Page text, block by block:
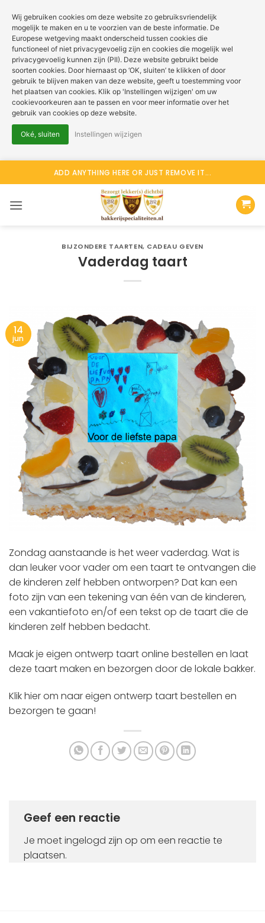
naar
ADD ANYTHING HERE OR JUST REMOVE IT...
BIJZONDERE TAARTEN, CADEAU GEVEN
Vaderdag taart
14
jun
Zondag aanstaande is het weer vaderdag. Wat is
dan leuker voor vader om een taart te ontvangen die
de kinderen zelf hebben ontworpen? Dat kan een
foto zijn van een tekening van één van de kinderen,
een vakantiefoto en/of een tekst op de taart die de
kinderen zelf hebben bedacht.
Maak je eigen ontwerp taart online bestellen en laat
deze taart maken en bezorgen door de lokale bakker.
Klik hier om naar eigen ontwerp taart bestellen en
bezorgen te gaan!
Geef een reactie
Je moetingelogd zijn op om een reactie te
plaatsen.
Wij gebruiken cookies om deze website zo gebruiksvriendelijk
mogelijk te maken en u te voorzien van de beste informatie. De
Europese wetgeving maakt onderscheid tussen cookies die
functioneel of niet privacygevoelig zijn en cookies die mogelijk wel
privacygevoelig kunnen zijn (PII). Deze website gebruikt beide
soorten cookies. Door hiernaast op ‘OK, sluiten’ te klikken of door
gebruik te blijven maken van deze website, geeft u toestemming voor
het plaatsen van cookies. Klik op 'Instellingen wijzigen' om uw
cookievoorkeuren aan te passen en voor meer informatie over het
gebruik van cookies op deze website.
Oké, sluiten Instellingen wijzigen